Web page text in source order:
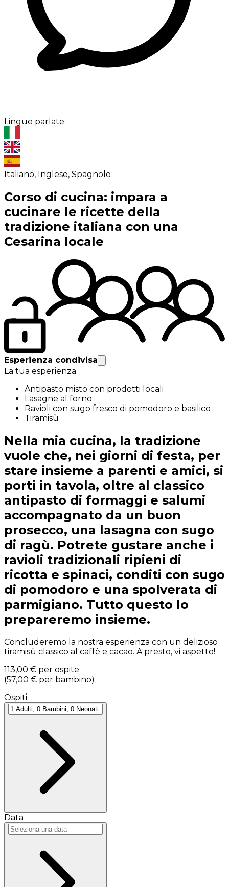
Lingue parlate:
Italiano, Inglese, Spagnolo
Corso di cucina: impara a
cucinare le ricette della
tradizione italiana con una
Cesarina locale
Esperienza condivisa
La tua esperienza
Antipasto misto con prodotti locali
Lasagne al forno
Ravioli con sugo fresco di pomodoro e basilico
Tiramisù
Nella mia cucina, la tradizione
vuole che, nei giorni di festa, per
stare insieme a parenti e amici, si
porti in tavola, oltre al classico
antipasto di formaggi e salumi
accompagnato da un buon
prosecco, una lasagna con sugo
di ragù. Potrete gustare anche i
ravioli tradizionali ripieni di
ricotta e spinaci, conditi con sugo
di pomodoro e una spolverata di
parmigiano. Tutto questo lo
prepareremo insieme.
Concluderemo la nostra esperienza con un delizioso
tiramisù classico al caffè e cacao. A presto, vi aspetto!
113,00 € per ospite
(57,00 € per bambino)
Ospiti
Data